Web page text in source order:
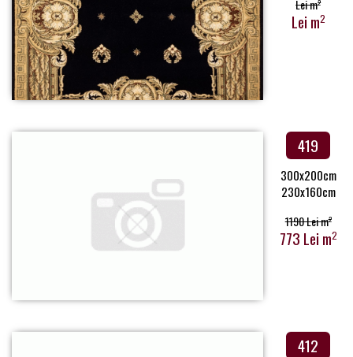
Lei m
Lei m2
419
300x200cm
230x160cm
1190 Lei m2
773 Lei m2
412